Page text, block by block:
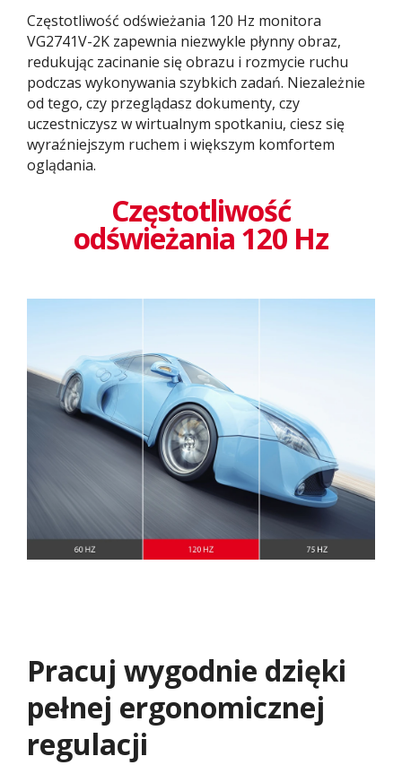
Częstotliwość odświeżania 120 Hz monitora
VG2741V-2K zapewnia niezwykle płynny obraz,
redukując zacinanie się obrazu i rozmycie ruchu
podczas wykonywania szybkich zadań. Niezależnie
od tego, czy przeglądasz dokumenty, czy
uczestniczysz w wirtualnym spotkaniu, ciesz się
wyraźniejszym ruchem i większym komfortem
oglądania.
Częstotliwość
odświeżania 120 Hz
Pracuj wygodnie dzięki
pełnej ergonomicznej
regulacji​